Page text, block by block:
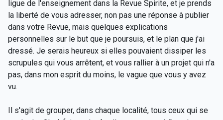
ligue de l'enseignement dans la Revue Spirite, et je prends
la liberté de vous adresser, non pas une réponse à publier
dans votre Revue, mais quelques explications
personnelles sur le but que je poursuis, et le plan que j'ai
dressé. Je serais heureux si elles pouvaient dissiper les
scrupules qui vous arrêtent, et vous rallier à un projet qui n'a
pas, dans mon esprit du moins, le vague que vous y avez
vu.
Il s'agit de grouper, dans chaque localité, tous ceux qui se